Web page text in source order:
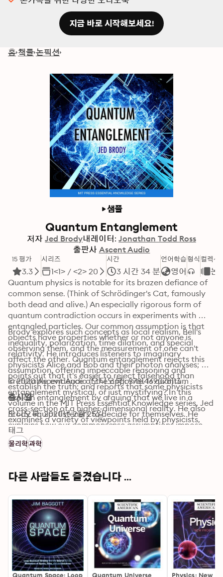
지금 바로 시작해보세요!
홈 책들 논픽션
샘플
Quantum Entanglement
저자 Jed Brody내레이터: Jonathan Todd Ross
출판사 Ascent Audio
15 평가
3.3
시리즈
1<1> / <2> 20
시간
3 시간 34 분
언어학습
영어
형식 컬렉션
논
Quantum physics is notable for its brazen defiance of
common sense. (Think of Schrödinger's Cat, famously
both dead and alive.) An especially rigorous form of
quantum contradiction occurs in experiments with
entangled particles. Our common assumption is that
objects have properties whether or not anyone is
observing them, and the measurement of one can't
affect the other. Quantum entanglement rejects this
assumption, offering impeccable reasoning and
irrefutable evidence of the opposite. Is quantum
entanglement mystical, or just mystifying? In this
volume in the MIT Press Essential Knowledge series, Jed
Brody equips listeners to decide for themselves. He
explains how our commonsense assumptions impose
constraints—from which entangled particles break
free.
Brody explores such concepts as local realism, Bell's
inequality, polarization, time dilation, and special
relativity. He introduces listeners to imaginary
physicists Alice and Bob and their photon analyses;
points out that it's easier to reject falsehood than
establish the truth; and reports that some physicists
explain entanglement by arguing that we live in a
cross-section of a higher-dimensional reality. He also
examines a variety of viewpoints held by physicists,
including quantum decoherence, Niels Bohr's
Copenhagen interpretation, genuine fortuitousness,
and QBism.
© 2020 Ascent Audio (오디오북): 9781469078113
출시일
오디오북: 2020년 2월 25일
태그
물리학과학
다른 사람들도 즐겼습니다 ...
Quantum Space: Loop Quantum Universe Physics: New